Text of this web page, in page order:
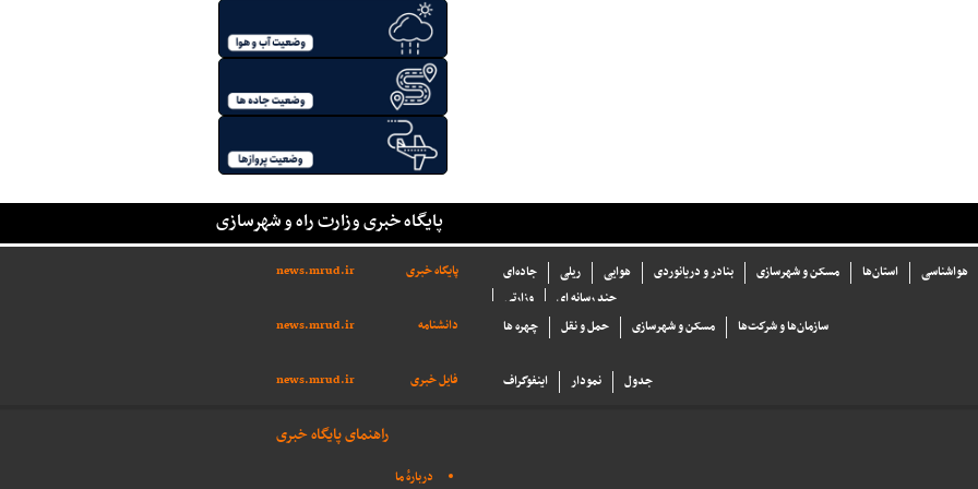
پایگاه خبری وزارت راه و شهرسازی
پایگاه خبری news.mrud.ir جاده‌ای ریلی هوایی بنادر و دریانوردی مسکن و شهرسازی استان‌ها
هواشناسی
وزارتی
چند رسانه ای
دانشنامه
news.mrud.ir چهره ها حمل و نقل مسکن و شهرسازی سازما‌ن‌ها و شركت‌ها
فایل خبری news.mrud.ir اینفوگراف نمودار جدول
راهنمای پایگاه خبری
دربارهٔ ما